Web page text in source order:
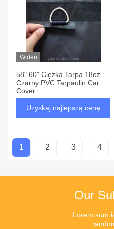
Wideo
58" 60" Ciężka Tarpa 18oz
Czarny PVC Tarpaulin Car
Cover
Uzyskaj najlepszą cenę
1 2 3 4
Our
Lorem sum